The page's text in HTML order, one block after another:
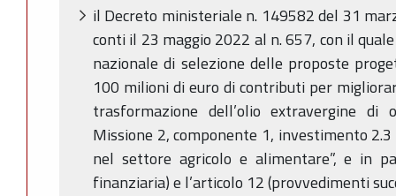
il Decreto ministeriale n. 149582 del 31
conti il 23 maggio 2022 al n. 657, con il
nazionale di selezione delle proposte
100 milioni di euro di contributi per
trasformazione dell’olio extravergine di
Missione 2, componente 1, investimento
nel settore agricolo e alimentare”, e in
finanziaria) e l’articolo 12 (provvedimenti